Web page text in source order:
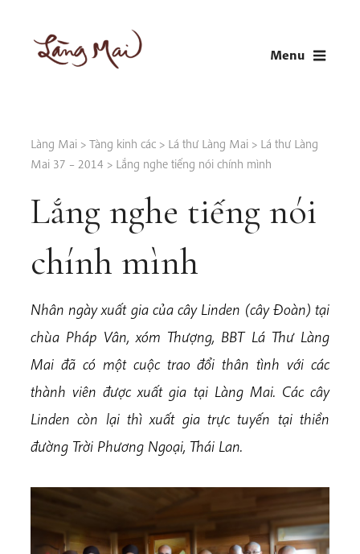
content
Menu
Làng Mai > Tàng kinh các > Lá thư Làng Mai > Lá thư Làng
Mai 37 – 2014 > Lắng nghe tiếng nói chính mình
Lắng nghe tiếng nói
chính mình
Nhân ngày xuất gia của cây Linden (cây Đoàn) tại
chùa Pháp Vân, xóm Thượng, BBT Lá Thư Làng
Mai đã có một cuộc trao đổi thân tình với các
thành viên được xuất gia tại Làng Mai. Các cây
Linden còn lại thì xuất gia trực tuyến tại thiền
đường Trời Phương Ngoại, Thái Lan.